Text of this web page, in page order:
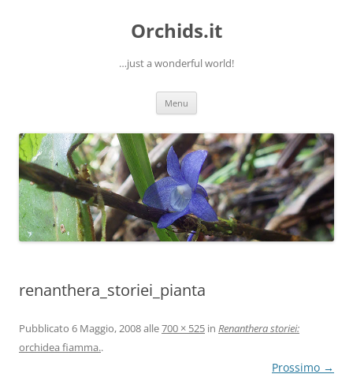
Orchids.it
…just a wonderful world!
Menu
renanthera_storiei_pianta
Pubblicato 6 Maggio, 2008alle700 × 525 in Renanthera storiei:
orchidea fiamma..
Prossimo →